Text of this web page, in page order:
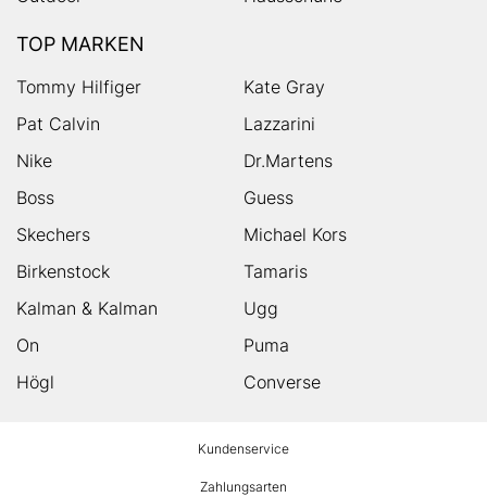
TOP MARKEN
Tommy Hilfiger
Kate Gray
Pat Calvin
Lazzarini
Nike
Dr.Martens
Boss
Guess
Skechers
Michael Kors
Birkenstock
Tamaris
Kalman & Kalman
Ugg
On
Puma
Högl
Converse
Kundenservice
Zahlungsarten